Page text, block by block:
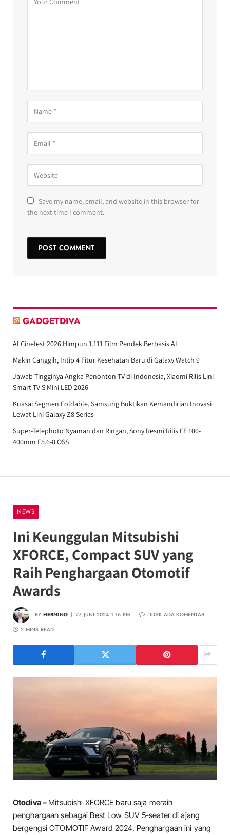
Save my name, email, and website in this browser for
the next time I comment.
GADGETDIVA
AI Cinefest 2026 Himpun 1.111 Film Pendek Berbasis AI
Makin Canggih, Intip 4 Fitur Kesehatan Baru di Galaxy Watch 9
Jawab Tingginya Angka Penonton TV di Indonesia, Xiaomi Rilis Lini
Smart TV S Mini LED 2026
Kuasai Segmen Foldable, Samsung Buktikan Kemandirian Inovasi
Lewat Lini Galaxy Z8 Series
Super-Telephoto Nyaman dan Ringan, Sony Resmi Rilis FE 100-
400mm F5.6-8 OSS
NEWS
Ini Keunggulan Mitsubishi
XFORCE, Compact SUV yang
Raih Penghargaan Otomotif
Awards
BY HERNING 27 JUNI 2024 1:16 PM
TIDAK ADA KOMENTAR
2 MINS READ
Otodiva – Mitsubishi XFORCE baru saja meraih
penghargaan sebagai Best Low SUV 5-seater di ajang
bergengsi OTOMOTIF Award 2024. Penghargaan ini yang